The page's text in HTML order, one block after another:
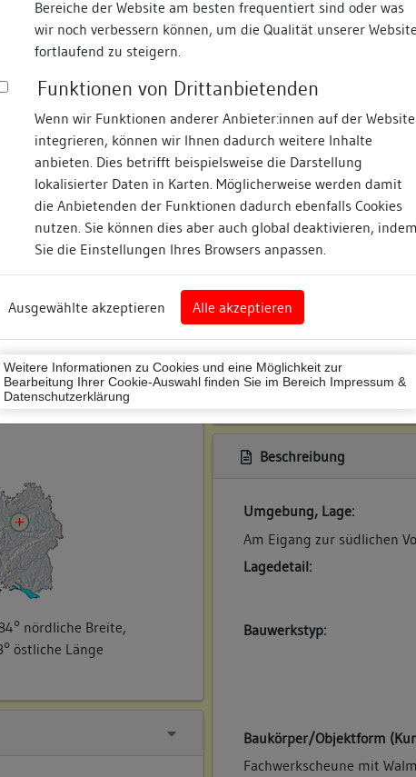
Bereiche der Website am besten frequentiert sind oder was
wir noch verbessern können, um die Qualität unserer Website
fortlaufend zu steigern.
Funktionen von Drittanbietenden
Wenn wir Funktionen anderer Anbieter:innen auf der Website
integrieren, können wir Ihnen dadurch weitere Inhalte
anbieten. Dies betrifft beispielsweise die Darstellung
lokalisierter Daten in Karten. Möglicherweise werden damit
die Anbietenden der Funktionen dadurch ebenfalls Cookies
nutzen. Sie können dies aber auch global deaktivieren, indem
Sie die Einstellungen Ihres Browsers anpassen.
Ausgewählte akzeptieren Alle akzeptieren
Weitere Informationen zu Cookies und eine Möglichkeit zur
Bearbeitung Ihrer Cookie-Auswahl finden Sie im Bereich Impressum &
Datenschutzerklärung
(Landkreis)
nördliche Breite,
östliche Länge
Zugeordnete
Besigheimer Häuserbuch
Beschreibung
Umgebung, Lage:
Am Eigang zur südlichen
Lagedetail:
Bauwerkstyp:
Baukörper/Objektform
Fachwerkscheune mit